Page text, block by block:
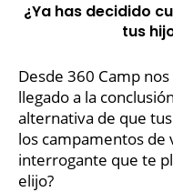
¿Ya has decidido
tus
Desde 360 Camp
llegado a la
alternativa de que
los campamentos de
interrogante que te
elijo?